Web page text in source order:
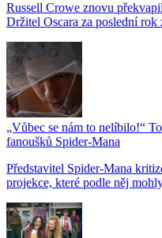
Russell Crowe znovu
Držitel Oscara za poslední rok
„Vůbec se nám to nelíbilo!“
fanoušků Spider-Mana
Představitel Spider-Mana
projekce, které podle něj